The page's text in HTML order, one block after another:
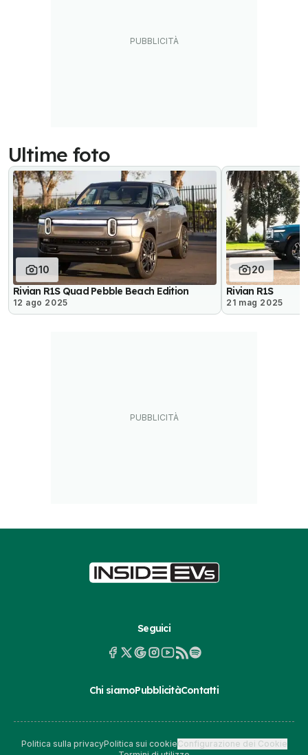
Ultime foto
10
Rivian R1S Quad Pebble Beach Edition
12 ago 2025
20
Rivian R1S
21 mag 2025
Seguici
Chi siamoPubblicitàContatti
Politica sulla privacyPolitica sui cookieConfigurazione dei Cookie